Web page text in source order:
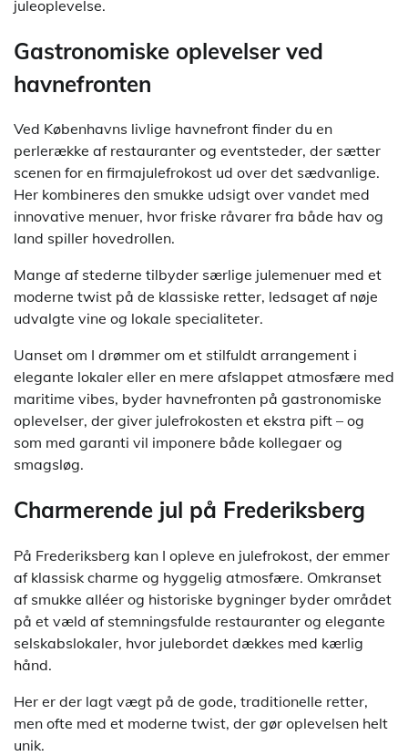
juleoplevelse.
Gastronomiske oplevelser ved
havnefronten
Ved Københavns livlige havnefront finder du en
perlerække af restauranter og eventsteder, der sætter
scenen for en firmajulefrokost ud over det sædvanlige.
Her kombineres den smukke udsigt over vandet med
innovative menuer, hvor friske råvarer fra både hav og
land spiller hovedrollen.
Mange af stederne tilbyder særlige julemenuer med et
moderne twist på de klassiske retter, ledsaget af nøje
udvalgte vine og lokale specialiteter.
Uanset om I drømmer om et stilfuldt arrangement i
elegante lokaler eller en mere afslappet atmosfære med
maritime vibes, byder havnefronten på gastronomiske
oplevelser, der giver julefrokosten et ekstra pift – og
som med garanti vil imponere både kollegaer og
smagsløg.
Charmerende jul på Frederiksberg
På Frederiksberg kan I opleve en julefrokost, der emmer
af klassisk charme og hyggelig atmosfære. Omkranset
af smukke alléer og historiske bygninger byder området
på et væld af stemningsfulde restauranter og elegante
selskabslokaler, hvor julebordet dækkes med kærlig
hånd.
Her er der lagt vægt på de gode, traditionelle retter,
men ofte med et moderne twist, der gør oplevelsen helt
unik.